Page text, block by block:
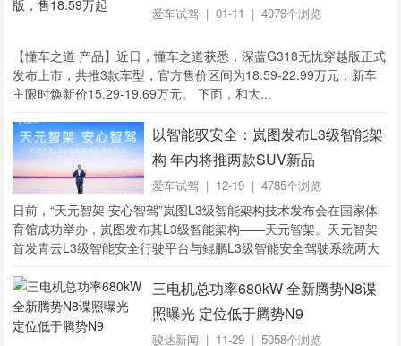
爱车试驾 | 01-11 | 4079个浏览
【懂车之道 产品】近日，懂车之道获悉，深蓝G318无忧穿越版正式
发布上市，共推3款车型，官方售价区间为18.59-22.99万元，新车
主限时焕新价15.29-19.69万元。 下面，和大...
以智能驭安全：岚图发布L3级智能架
构 年内将推两款SUV新品
爱车试驾 | 12-19 | 4785个浏览
日前，“天元智架 安心智驾”岚图L3级智能架构技术发布会在国家体
育馆成功举办，岚图发布其L3级智能架构——天元智架。天元智架
首发青云L3级智能安全行驶平台与鲲鹏L3级智能安全驾驶系统两大
三电机总功率680kW 全新腾势N8谍
照曝光 定位低于腾势N9
骏达新闻 | 11-29 | 5058个浏览